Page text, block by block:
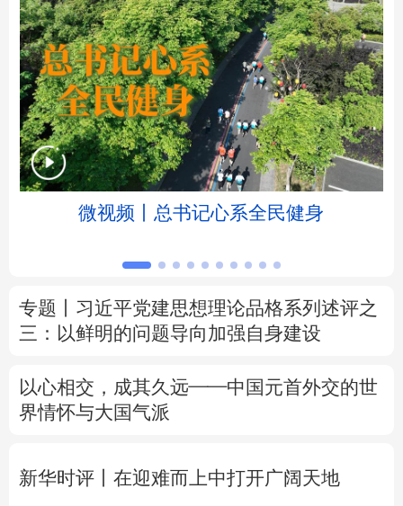
文化产业
地方频道
北京 天津 河北 山西
辽宁 吉林 上海 江苏
安徽 福建
河南 湖北
广东 广西 海南 重庆
陕西 甘肃
微视频丨总书记心系全民健身
专题丨 习近平党建思想理论品格系列述评之
三：以鲜明的问题导向加强自身建设
以心相交，成其久远——中国元首外交的世
界情怀与大国气派
新华时评丨在迎难而上中打开广阔天地